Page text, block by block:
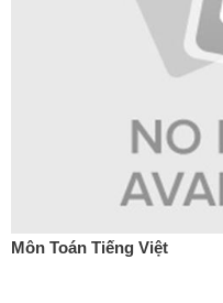
Môn Toán Tiếng Việt